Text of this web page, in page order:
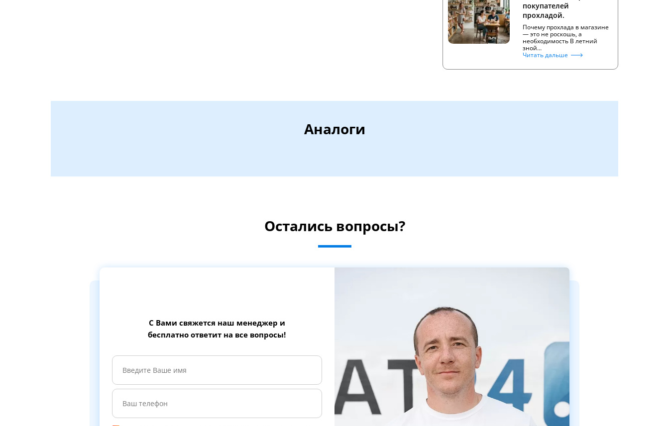
покупателей
прохладой.
Почему прохлада в магазине
— это не роскошь, а
необходимость В летний
зной…
Читать дальше
Аналоги
Остались вопросы?
С Вами свяжется наш менеджер и
бесплатно ответит на все вопросы!